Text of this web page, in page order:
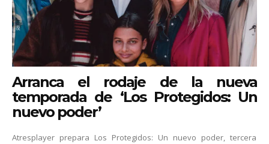
Arranca el rodaje de la nueva
temporada de ‘Los Protegidos: Un
nuevo poder’
Atresplayer prepara Los Protegidos: Un nuevo poder, tercera